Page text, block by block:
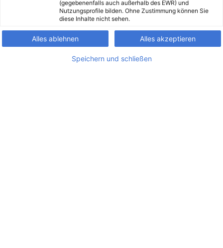
(gegebenenfalls auch außerhalb des EWR) und
Nutzungsprofile bilden. Ohne Zustimmung können Sie
diese Inhalte nicht sehen.
Alles ablehnen Alles akzeptieren
Speichern und schließen